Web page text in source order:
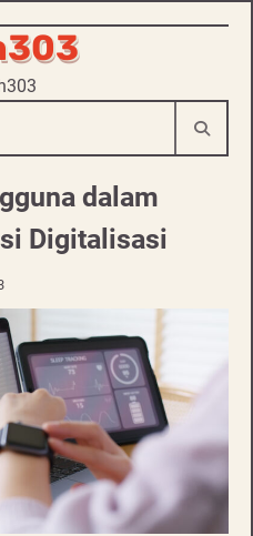
dalam
Digitalisasi